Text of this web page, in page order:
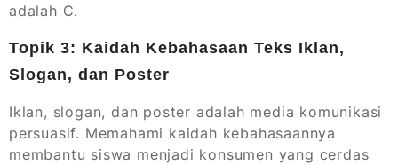
adalah C.
Topik 3: Kaidah Kebahasaan Teks Iklan,
Slogan, dan Poster
Iklan, slogan, dan poster adalah media komunikasi
persuasif. Memahami kaidah kebahasaannya
membantu siswa menjadi konsumen yang cerdas